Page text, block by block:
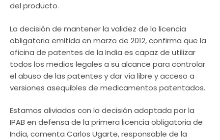
del producto.
La decisión de mantener la validez de la licencia
obligatoria emitida en marzo de 2012, confirma que la
oficina de patentes de la India es capaz de utilizar
todos los medios legales a su alcance para controlar
el abuso de las patentes y dar vía libre y acceso a
versiones asequibles de medicamentos patentados.
Estamos aliviados con la decisión adoptada por la
IPAB en defensa de la primera licencia obligatoria de
India, comenta Carlos Ugarte, responsable de la